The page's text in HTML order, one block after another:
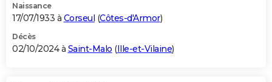
Naissance
17/07/1933 à Corseul (Côtes-d'Armor)
Décès
02/10/2024 à Saint-Malo (Ille-et-Vilaine)